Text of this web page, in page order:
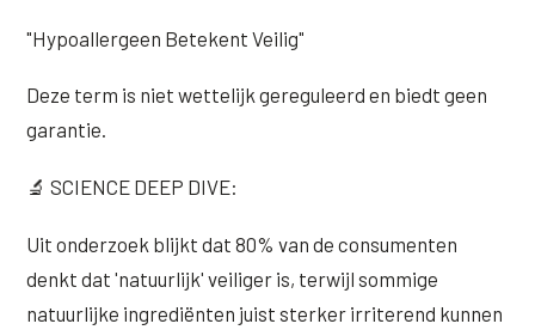
"Hypoallergeen Betekent Veilig"
Deze term is niet wettelijk gereguleerd en biedt geen
garantie.
🔬 SCIENCE DEEP DIVE:
Uit onderzoek blijkt dat 80% van de consumenten
denkt dat 'natuurlijk' veiliger is, terwijl sommige
natuurlijke ingrediënten juist sterker irriterend kunnen